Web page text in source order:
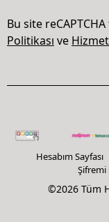
Bu site
Politikası ve
Hesabım Sayfası
Şifremi
©2026 Tüm